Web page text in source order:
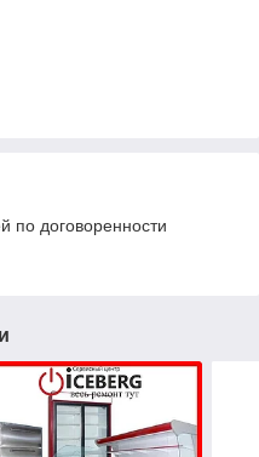
по договоренности